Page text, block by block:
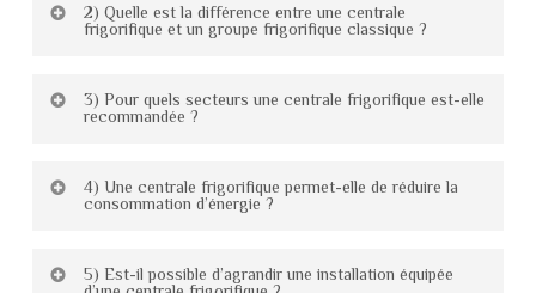
composé de plusieurs compresseurs fonctionnant
centralisée. Elle permet d’alimenter plusieurs
d’une seule installation.
Cette solution est idéale pour les grands sites
efficace et continue du froid.
2) Quelle est la différence entre une centrale
frigorifique et un groupe frigorifique classique ?
généralement une seule chambre froide ou une
Une central frigorifique Tunisie, en revanche,
Elle offre une meilleure répartition de la charge,
3) Pour quels secteurs une centrale frigorifique est-elle
recommandée ?
adaptée aux industries agroalimentaires, entrepôts
surfaces commerciales et industries
4) Une centrale frigorifique permet-elle de réduire la
consommation d’énergie ?
5) Est-il possible d’agrandir une installation équipée